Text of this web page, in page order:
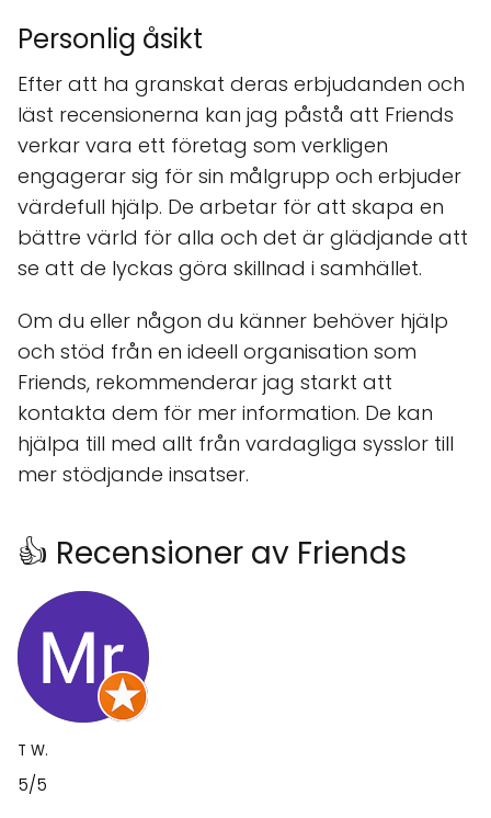
Personlig åsikt
Efter att ha granskat deras erbjudanden och
läst recensionerna kan jag påstå att Friends
verkar vara ett företag som verkligen
engagerar sig för sin målgrupp och erbjuder
värdefull hjälp. De arbetar för att skapa en
bättre värld för alla och det är glädjande att
se att de lyckas göra skillnad i samhället.
Om du eller någon du känner behöver hjälp
och stöd från en ideell organisation som
Friends, rekommenderar jag starkt att
kontakta dem för mer information. De kan
hjälpa till med allt från vardagliga sysslor till
mer stödjande insatser.
👍 Recensioner av Friends
T W.
5/5